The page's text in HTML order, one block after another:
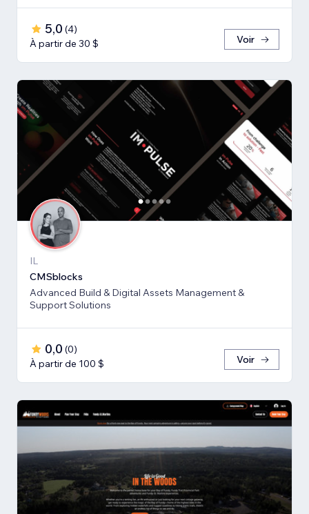
5,0 (4)
À partir de 30 $
Voir
IL
CMSblocks
Advanced Build & Digital Assets Management &
Support Solutions
0,0 (0)
À partir de 100 $
Voir